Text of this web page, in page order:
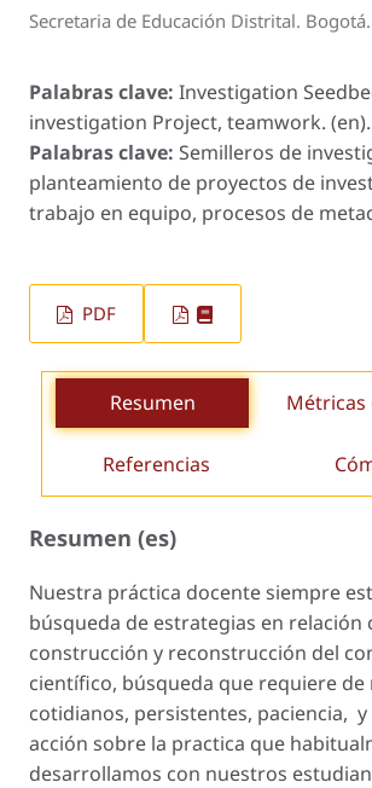
Secretaria de Educación Distrital. Bogotá.
Palabras clave: Investigation
investigation Project, teamwork. (en).
Palabras clave: Semilleros de
planteamiento de proyectos de
trabajo en equipo, procesos de
PDF
Resumen Métricas
Referencias
Resumen (es)
Nuestra práctica docente siempre
búsqueda de estrategias en relación
construcción y reconstrucción del
científico, búsqueda que requiere
cotidianos, persistentes, paciencia,
acción sobre la practica que
desarrollamos con nuestros